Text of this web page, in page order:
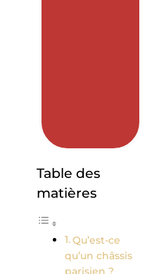
Table des
matières
Qu’est-ce
qu’un châssis
parisien ?